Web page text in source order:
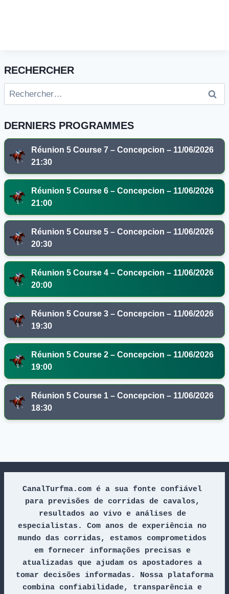
RECHERCHER
Rechercher :
DERNIERS PROGRAMMES
Réunion 5 Course 7 – Concepcion – 11/06/2026
21:30
Réunion 5 Course 6 – Concepcion – 11/06/2026
21:00
Réunion 5 Course 5 – Concepcion – 11/06/2026
20:30
Réunion 5 Course 4 – Concepcion – 11/06/2026
20:00
Réunion 5 Course 3 – Concepcion – 11/06/2026
19:30
Réunion 5 Course 2 – Concepcion – 11/06/2026
19:00
Réunion 5 Course 1 – Concepcion – 11/06/2026
18:30
CanalTurfma.com é a sua fonte confiável
para previsões de corridas de cavalos,
resultados ao vivo e análises de
especialistas. Com anos de experiência no
mundo das corridas, estamos comprometidos
em fornecer informações precisas e
atualizadas que ajudam os apostadores a
tomar decisões informadas. Nossa plataforma
combina confiabilidade, transparência e